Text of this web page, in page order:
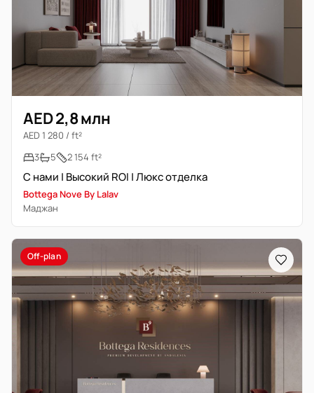
AED 2,8 млн
AED 1 280 / ft²
3
5 2 154 ft²
С нами | Высокий ROI | Люкс отделка
Bottega Nove By Lalav
Маджан
Off-plan